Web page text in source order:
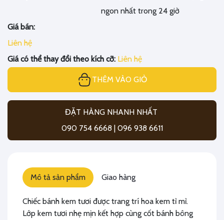
ngon nhất trong 24 giờ
Giá bán:
Liên hệ
Giá có thể thay đổi theo kích cỡ: Liên hệ
THÊM VÀO GIỎ
ĐẶT HÀNG NHANH NHẤT
090 754 6668 | 096 938 6611
Mô tả sản phẩm Giao hàng
Chiếc bánh kem tươi được trang trí hoa kem tỉ mỉ.
Lớp kem tươi nhẹ mịn kết hợp cùng cốt bánh bông